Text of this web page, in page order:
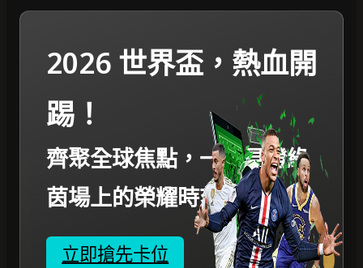
2026 世界盃，熱血開
踢！
齊聚全球焦點，一起見證綠
茵場上的榮耀時刻。
立即搶先卡位